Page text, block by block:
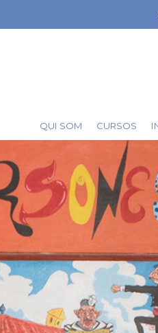
al
QUI SOM CURSOS